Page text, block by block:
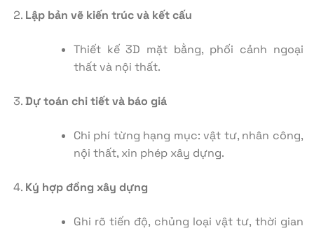
Lập bản vẽ kiến trúc và kết cấu
Thiết kế 3D mặt bằng, phối cảnh ngoại
thất và nội thất.
Dự toán chi tiết và báo giá
Chi phí từng hạng mục: vật tư, nhân công,
nội thất, xin phép xây dựng.
Ký hợp đồng xây dựng
Ghi rõ tiến độ, chủng loại vật tư, thời gian